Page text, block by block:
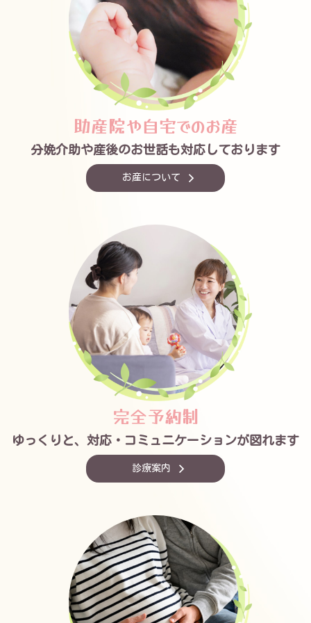
助産院や自宅でのお産
分娩介助や産後のお世話も対応しております
お産について
完全予約制
ゆっくりと、対応・コミュニケーションが図れます
診療案内